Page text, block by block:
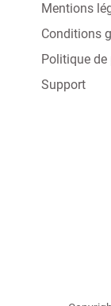
Mentions
Conditions
Politique
Support